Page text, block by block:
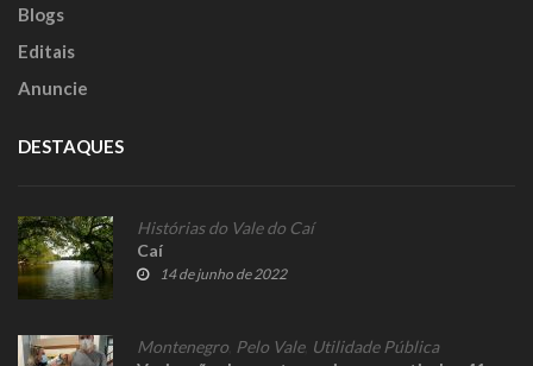
Blogs
Editais
Anuncie
DESTAQUES
Histórias do Vale do Caí
Caí
14 de junho de 2022
Montenegro Pelo Vale, Utilidade Pública